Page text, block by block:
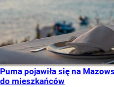
Puma pojawiła się na
do mieszkańców